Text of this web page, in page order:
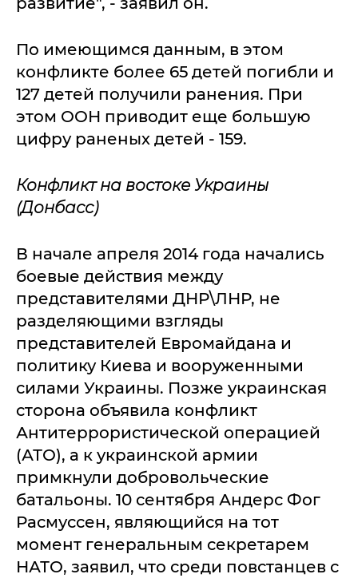
По имеющимся данным, в этом
конфликте более 65 детей погибли и
127 детей получили ранения. При
этом ООН приводит еще большую
цифру раненых детей - 159.
Конфликт на востоке Украины
(Донбасс)
В начале апреля 2014 года начались
боевые действия между
представителями ДНР\ЛНР, не
разделяющими взгляды
представителей Евромайдана и
политику Киева и вооруженными
силами Украины. Позже украинская
сторона объявила конфликт
Антитеррористической операцией
(АТО), а к украинской армии
примкнули добровольческие
батальоны. 10 сентября Андерс Фог
Расмуссен, являющийся на тот
момент генеральным секретарем
НАТО, заявил, что среди повстанцев с